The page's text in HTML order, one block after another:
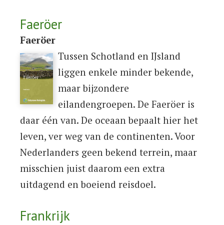
Faeröer
Faeröer
Tussen Schotland en IJsland
liggen enkele minder bekende,
maar bijzondere
eilandengroepen. De Faeröer is
daar één van. De oceaan bepaalt hier het
leven, ver weg van de continenten. Voor
Nederlanders geen bekend terrein, maar
misschien juist daarom een extra
uitdagend en boeiend reisdoel.
Frankrijk